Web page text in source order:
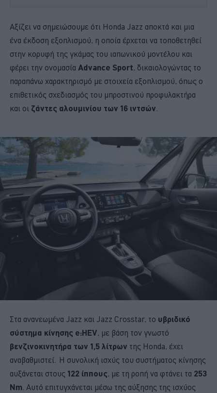
Αξίζει να σημειώσουμε ότι Honda Jazz αποκτά και μια
ένα έκδοση εξοπλισμού, η οποία έρχεται να τοποθετηθεί
στην κορυφή της γκάμας του ιαπωνικού μοντέλου και
φέρει την ονομασία Advance Sport, δικαιολογώντας το
παραπάνω χαρακτηρισμό με στοιχεία εξοπλισμού, όπως ο
επιθετικός σχεδιασμός του μπροστινού προφυλακτήρα
και οι ζάντες αλουμινίου των 16 ιντσών.
Στα ανανεωμένα Jazz και Jazz Crosstar, το υβριδικό
σύστημα κίνησης e:HEV, με βάση τον γνωστό
βενζινοκινητήρα των 1,5 λίτρων της Honda, έχει
αναβαθμιστεί. Η συνολική ισχύς του συστήματος κίνησης
αυξάνεται στους 122 ίππους, με τη ροπή να φτάνει τα 253
Nm. Αυτό επιτυγχάνεται μέσω της αύξησης της ισχύος